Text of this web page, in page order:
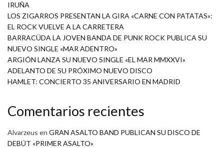
IRUÑA
LOS ZIGARROS PRESENTAN LA GIRA «CARNE CON PATATAS»:
EL ROCK VUELVE A LA CARRETERA
BARRACÜDA LA JOVEN BANDA DE PUNK ROCK PUBLICA SU
NUEVO SINGLE «MAR ADENTRO»
ARGIÓN LANZA SU NUEVO SINGLE «EL MAR MMXXVI»
ADELANTO DE SU PRÓXIMO NUEVO DISCO
HAMLET: CONCIERTO 35 ANIVERSARIO EN MADRID
Comentarios recientes
Alvarzeus en GRAN ASALTO BAND PUBLICAN SU DISCO DE
DEBÚT «PRIMER ASALTO»